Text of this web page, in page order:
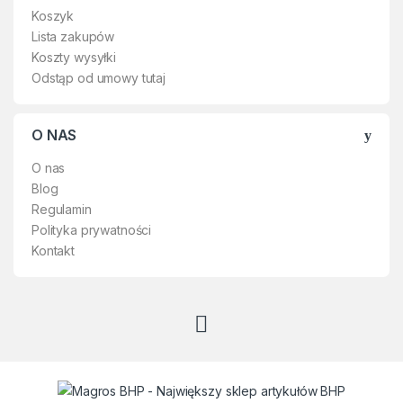
Koszyk
Lista zakupów
Koszty wysyłki
Odstąp od umowy tutaj
O NAS
O nas
Blog
Regulamin
Polityka prywatności
Kontakt